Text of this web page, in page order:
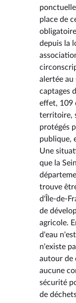
place de
depuis la
alertée
captages
effet, 109
territoire,
protégés
publique,
Une
que la
trouve
d'Île-de-
de
agricole.
d'eau
n'existe
autour de
aucune
sécurité
de